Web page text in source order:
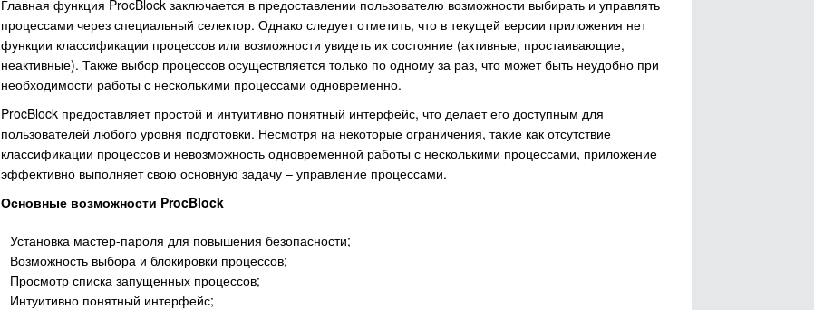
Главная функция ProcBlock заключается в предоставлении пользователю возможности выбирать и управлять
процессами через специальный селектор. Однако следует отметить, что в текущей версии приложения нет
функции классификации процессов или возможности увидеть их состояние (активные, простаивающие,
неактивные). Также выбор процессов осуществляется только по одному за раз, что может быть неудобно при
необходимости работы с несколькими процессами одновременно.
ProcBlock предоставляет простой и интуитивно понятный интерфейс, что делает его доступным для
пользователей любого уровня подготовки. Несмотря на некоторые ограничения, такие как отсутствие
классификации процессов и невозможность одновременной работы с несколькими процессами, приложение
эффективно выполняет свою основную задачу – управление процессами.
Основные возможности ProcBlock
Установка мастер-пароля для повышения безопасности;
Возможность выбора и блокировки процессов;
Просмотр списка запущенных процессов;
Интуитивно понятный интерфейс;